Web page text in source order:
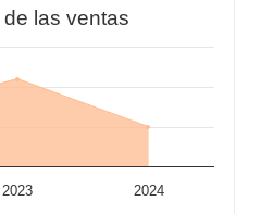
las ventas
2023 2024